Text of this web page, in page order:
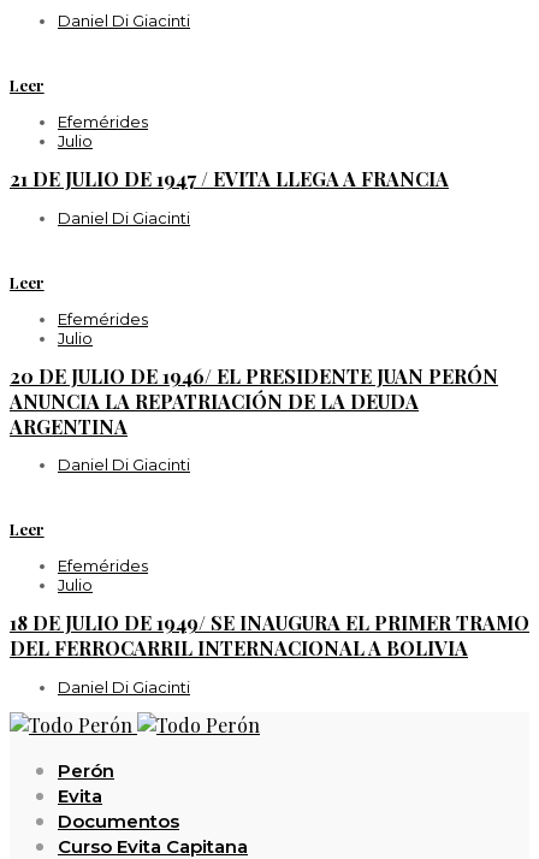
Daniel Di Giacinti
Leer
Efemérides
Julio
21 DE JULIO DE 1947 / EVITA LLEGA A FRANCIA
Daniel Di Giacinti
Leer
Efemérides
Julio
20 DE JULIO DE 1946/ EL PRESIDENTE JUAN PERÓN
ANUNCIA LA REPATRIACIÓN DE LA DEUDA
ARGENTINA
Daniel Di Giacinti
Leer
Efemérides
Julio
18 DE JULIO DE 1949/ SE INAUGURA EL PRIMER TRAMO
DEL FERROCARRIL INTERNACIONAL A BOLIVIA
Daniel Di Giacinti
Perón
Evita
Documentos
Curso Evita Capitana